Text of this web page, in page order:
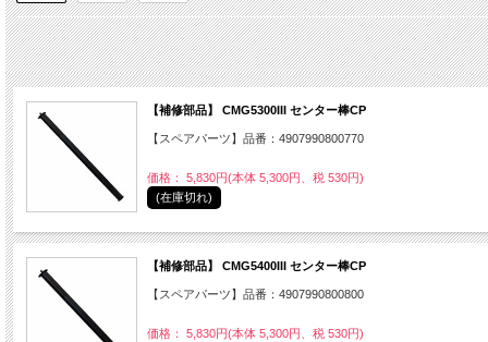
【補修部品】 CMG5300III センター棒CP
【スペアパーツ】品番：4907990800770
価格： 5,830円(本体 5,300円、税 530円)
(在庫切れ)
【補修部品】 CMG5400III センター棒CP
【スペアパーツ】品番：4907990800800
価格： 5,830円(本体 5,300円、税 530円)